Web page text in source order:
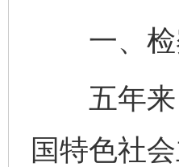
一、检
五年来
国特色社